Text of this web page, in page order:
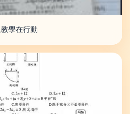
學在行動